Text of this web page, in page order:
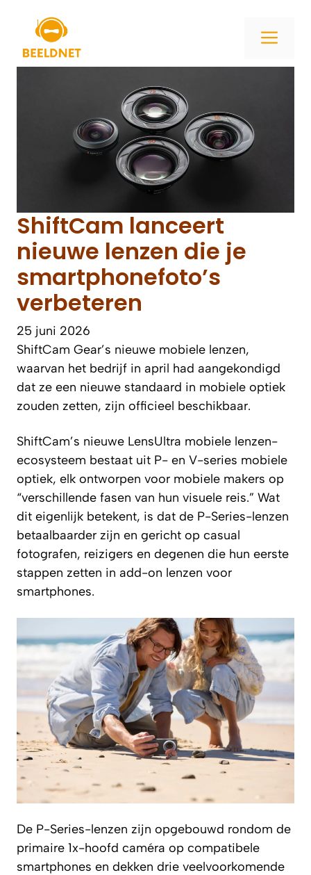
inhoud
ShiftCam lanceert
nieuwe lenzen die je
smartphonefoto’s
verbeteren
25 juni 2026
ShiftCam Gear’s nieuwe mobiele lenzen,
waarvan het bedrijf in april had aangekondigd
dat ze een nieuwe standaard in mobiele optiek
zouden zetten, zijn officieel beschikbaar.
ShiftCam’s nieuwe LensUltra mobiele lenzen-
ecosysteem bestaat uit P- en V-series mobiele
optiek, elk ontworpen voor mobiele makers op
“verschillende fasen van hun visuele reis.” Wat
dit eigenlijk betekent, is dat de P-Series-lenzen
betaalbaarder zijn en gericht op casual
fotografen, reizigers en degenen die hun eerste
stappen zetten in add-on lenzen voor
smartphones.
De P-Series-lenzen zijn opgebouwd rondom de
primaire 1x-hoofd caméra op compatibele
smartphones en dekken drie veelvoorkomende